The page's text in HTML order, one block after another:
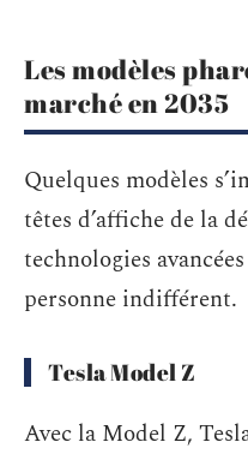
Les modèles
marché en 2035
Quelques modèles
têtes d’affiche de la
technologies
personne indifférent.
Tesla Model Z
Avec la Model Z,